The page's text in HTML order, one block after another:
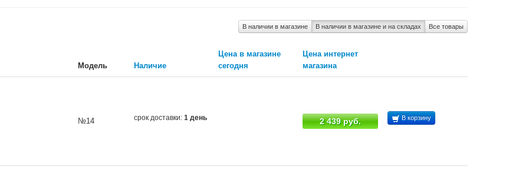
В наличии в магазине В наличии в магазине и на складах Все товары
Модель Наличие
Цена в магазине
сегодня
Цена интернет
магазина
№14 срок доставки: 1 день 2 439 руб. В корзину